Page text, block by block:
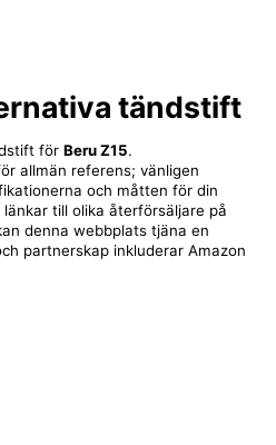
tändstift
för Beru Z15.
allmän referens; vänligen
och måtten för din
till olika återförsäljare på
denna webbplats tjäna en
partnerskap inkluderar Amazon